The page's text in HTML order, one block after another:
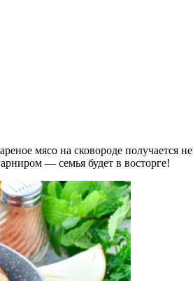
мясо на сковороде получается
— семья будет в восторге!